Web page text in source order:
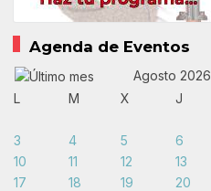
Agenda de Eventos
Agosto 2026
L
M X J
3
4 5 6
10
11 12 13
17
18 19 20